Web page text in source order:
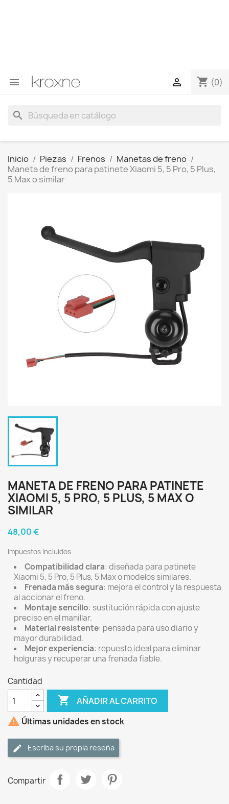
 shopping_cart (0)

search
Inicio Piezas Frenos
Manetas de freno
Maneta de freno para patinete Xiaomi 5, 5 Pro, 5 Plus,
5 Max o similar
MANETA DE FRENO PARA PATINETE
XIAOMI 5, 5 PRO, 5 PLUS, 5 MAX O
SIMILAR
48,00 €
Impuestos incluidos
Compatibilidad clara: diseñada para patinete
Xiaomi 5, 5 Pro, 5 Plus, 5 Max o modelos similares.
Frenada más segura: mejora el control y la respuesta
al accionar el freno.
Montaje sencillo: sustitución rápida con ajuste
preciso en el manillar.
Material resistente: pensada para uso diario y
mayor durabilidad.
Mejor experiencia: repuesto ideal para eliminar
holguras y recuperar una frenada fiable.
Cantidad
 AÑADIR AL CARRITO
 Últimas unidades en stock
Escriba su propia reseña
Compartir